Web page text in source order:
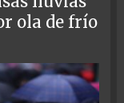
ola de frío